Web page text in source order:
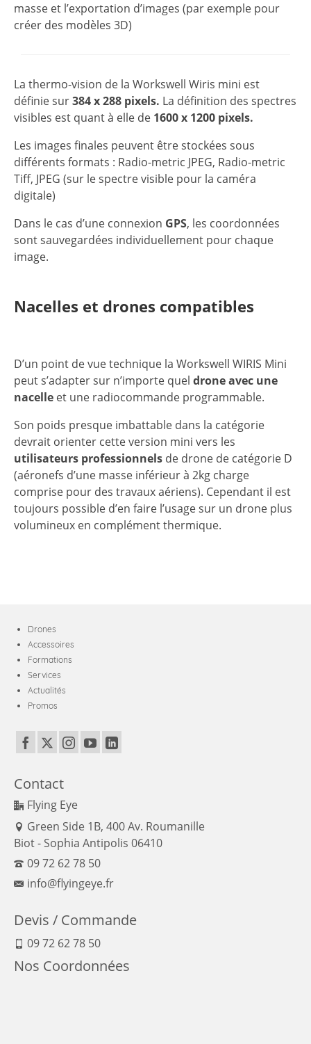
masse et l’exportation d’images (par exemple pour
créer des modèles 3D)
La thermo-vision de la Workswell Wiris mini est
définie sur384 x 288 pixels. La définition des spectres
visibles est quant à elle de 1600 x 1200 pixels.
Les images finales peuvent être stockées sous
différents formats : Radio-metric JPEG, Radio-metric
Tiff, JPEG (sur le spectre visible pour la caméra
digitale)
Dans le cas d’une connexion GPS, les coordonnées
sont sauvegardées individuellement pour chaque
image.
Nacelles et drones compatibles
D’un point de vue technique la Workswell WIRIS Mini
peut s’adapter sur n’importe quel drone avec une
nacelle et une radiocommande programmable.
Son poids presque imbattable dans la catégorie
devrait orienter cette version mini vers les
utilisateurs professionnels de drone de catégorie D
(aéronefs d’une masse inférieur à 2kg charge
comprise pour des travaux aériens). Cependant il est
toujours possible d’en faire l’usage sur un drone plus
volumineux en complément thermique.
Drones
Accessoires
Formations
Services
Actualités
Promos
Contact
Flying Eye
Green Side 1B, 400 Av. Roumanille
Biot - Sophia Antipolis 06410
09 72 62 78 50
info@flyingeye.fr
Devis / Commande
09 72 62 78 50
Nos Coordonnées